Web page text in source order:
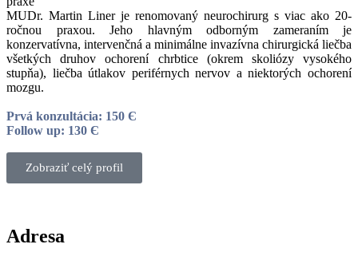
MUDr. Martin Liner je renomovaný neurochirurg s viac ako 20-
ročnou praxou. Jeho hlavným odborným zameraním je
konzervatívna, intervenčná a minimálne invazívna chirurgická liečba
všetkých druhov ochorení chrbtice (okrem skoliózy vysokého
stupňa), liečba útlakov periférnych nervov a niektorých ochorení
mozgu.
Prvá konzultácia: 150 Є
Follow up: 130 Є
Zobraziť celý profil
Adresa